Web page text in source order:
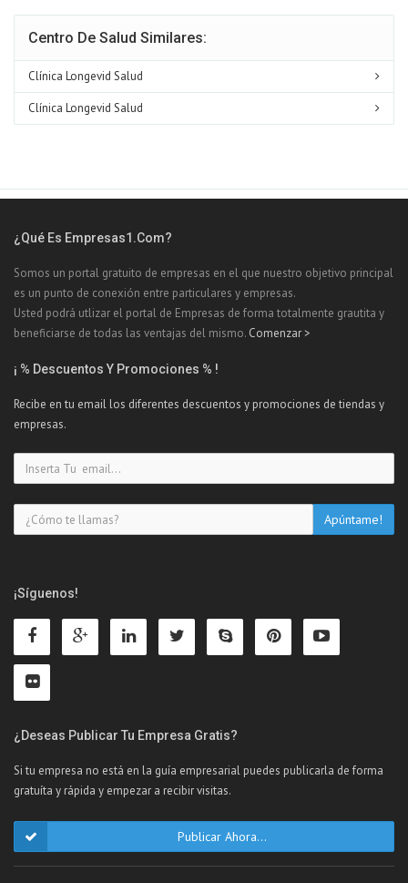
Centro De Salud Similares:
Clínica Longevid Salud
Clínica Longevid Salud
¿Qué Es Empresas1.com?
Somos un portal gratuito de empresas en el que nuestro objetivo principal
es un punto de conexión entre particulares y empresas.
Usted podrá utlizar el portal de Empresas de forma totalmente grautita y
beneficiarse de todas las ventajas del mismo. Comenzar >
¡ % Descuentos Y Promociones % !
Recibe en tu email los diferentes descuentos y promociones de tiendas y
empresas.
¡Síguenos!
¿Deseas Publicar Tu Empresa Gratis?
Si tu empresa no está en la guía empresarial puedes publicarla de forma
gratuíta y rápida y empezar a recibir visitas.
Publicar Ahora...